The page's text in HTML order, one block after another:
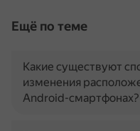
Ещё по теме
Какие существуют
изменения
Android-смартфонах?